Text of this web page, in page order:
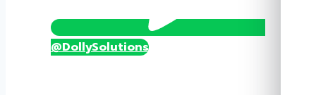
@DollySolutions